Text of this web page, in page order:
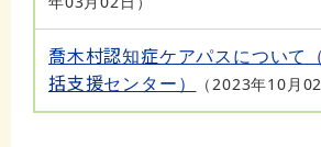
喬木村認知症ケアパスについて
括支援センター）
2023年10月